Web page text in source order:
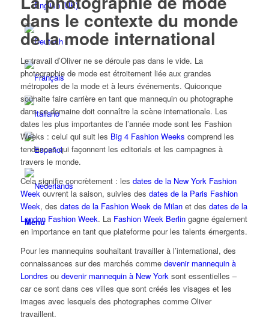
Menu
dans le contexte du monde
de la mode international
Le travail d’Oliver ne se déroule pas dans le vide. La
photographie de mode est étroitement liée aux grandes
métropoles de la mode et à leurs événements. Quiconque
souhaite faire carrière en tant que mannequin ou photographe
dans ce domaine doit connaître la scène internationale. Les
dates les plus importantes de l’année mode sont les Fashion
Weeks : celui qui suit les Big 4 Fashion Weeks comprend les
tendances qui façonnent les editorials et les campagnes à
travers le monde.
Cela signifie concrètement : les dates de la New York Fashion
Weekouvrent la saison, suivies des dates de la Paris Fashion
Week, des dates de la Fashion Week de Milanet des dates de la
London Fashion Week. La Fashion Week Berlingagne également
en importance en tant que plateforme pour les talents émergents.
Pour les mannequins souhaitant travailler à l’international, des
connaissances sur des marchés comme devenir mannequin à
Londres ou devenir mannequin à New Yorksont essentielles –
car ce sont dans ces villes que sont créés les visages et les
images avec lesquels des photographes comme Oliver
travaillent.